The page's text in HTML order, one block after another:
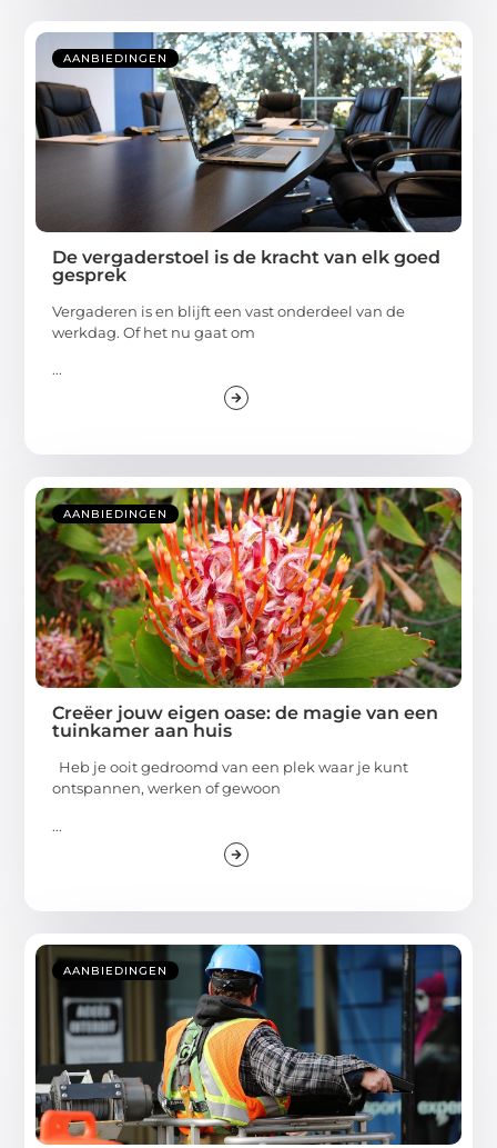
AANBIEDINGEN
De vergaderstoel is de kracht van elk goed
gesprek
Vergaderen is en blijft een vast onderdeel van de
werkdag. Of het nu gaat om
...
AANBIEDINGEN
Creëer jouw eigen oase: de magie van een
tuinkamer aan huis
Heb je ooit gedroomd van een plek waar je kunt
ontspannen, werken of gewoon
...
AANBIEDINGEN